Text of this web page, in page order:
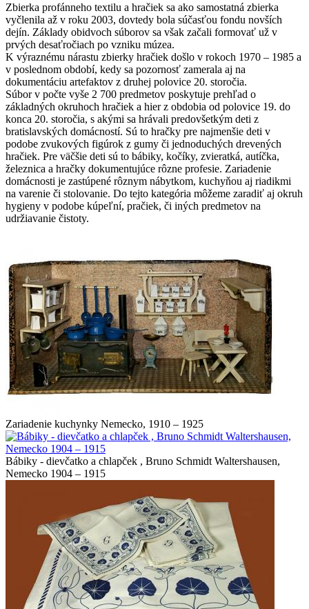
Zbierka profánneho textilu a hračiek sa ako samostatná zbierka
vyčlenila až v roku 2003, dovtedy bola súčasťou fondu novších
dejín. Základy obidvoch súborov sa však začali formovať už v
prvých desaťročiach po vzniku múzea.
K výraznému nárastu zbierky hračiek došlo v rokoch 1970 – 1985 a
v poslednom období, kedy sa pozornosť zamerala aj na
dokumentáciu artefaktov z druhej polovice 20. storočia.
Súbor v počte vyše 2 700 predmetov poskytuje prehľad o
základných okruhoch hračiek a hier z obdobia od polovice 19. do
konca 20. storočia, s akými sa hrávali predovšetkým deti z
bratislavských domácností. Sú to hračky pre najmenšie deti v
podobe zvukových figúrok z gumy či jednoduchých drevených
hračiek. Pre väčšie deti sú to bábiky, kočíky, zvieratká, autíčka,
železnica a hračky dokumentujúce rôzne profesie. Zariadenie
domácnosti je zastúpené rôznym nábytkom, kuchyňou aj riadikmi
na varenie či stolovanie. Do tejto kategória môžeme zaradiť aj okruh
hygieny v podobe kúpeľní, pračiek, či iných predmetov na
udržiavanie čistoty.
Zariadenie kuchynky Nemecko, 1910 – 1925
Bábiky - dievčatko a chlapček , Bruno Schmidt Waltershausen,
Nemecko 1904 – 1915